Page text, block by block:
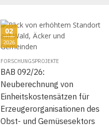
02
2026
FORSCHUNGSPROJEKTE
BAB 092/26:
Neuberechnung von
Einheitskostensätzen für
Erzeugerorganisationen des
Obst- und Gemüsesektors